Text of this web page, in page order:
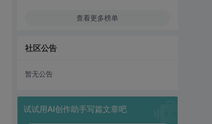
查看更多榜单
社区公告
暂无公告
试试用AI创作助手写篇文章吧